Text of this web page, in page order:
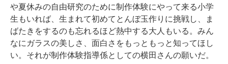
や夏休みの自由研究のために制作体験にやって来る小学
生もいれば、生まれて初めてとんぼ玉作りに挑戦し、ま
ばたきをするのも忘れるほど熱中する大人もいる。みん
なにガラスの美しさ、面白さをもっともっと知ってほし
い。それが制作体験指導係としての横田さんの願いだ。